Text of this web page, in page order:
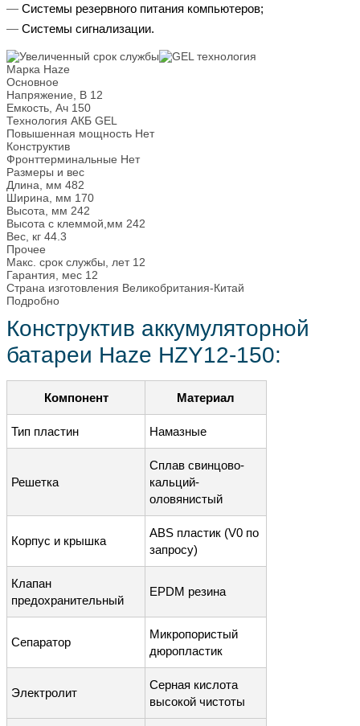
Системы резервного питания компьютеров;
Системы сигнализации.
Марка Haze
Основное
Напряжение, В 12
Емкость, Ач 150
Технология АКБ GEL
Повышенная мощность Нет
Конструктив
Фронттерминальные Нет
Размеры и вес
Длина, мм 482
Ширина, мм 170
Высота, мм 242
Высота с клеммой,мм 242
Вес, кг 44.3
Прочее
Макс. срок службы, лет 12
Гарантия, мес 12
Страна изготовления Великобритания-Китай
Подробно
Конструктив аккумуляторной
батареи Haze HZY12-150:
Компонент Материал
Тип пластин Намазные
Решетка
Сплав свинцово-
кальций-
оловянистый
Корпус и крышка
ABS пластик (V0 по
запросу)
Клапан
предохранительный
EPDM резина
Сепаратор
Микропористый
дюропластик
Электролит
Серная кислота
высокой чистоты